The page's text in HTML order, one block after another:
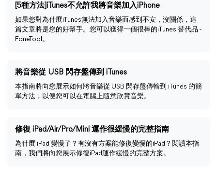
[5種方法]iTunes不允許我將音樂加入iPhone
如果您對為什麼iTunes無法加入音樂而感到不安，沒關係，這
篇文章將是您的好幫手。您可以獲得一個很棒的iTunes 替代品 -
FoneTool。
將音樂從 USB 閃存盤傳到 iTunes
本指南將向您展示如何將音樂從 USB 閃存盤傳輸到 iTunes 的簡
單方法，以便您可以在電腦上隨意欣賞音樂。
修復 iPad/Air/Pro/Mini 運作很緩慢的完整指南
為什麼 iPad 變慢了？有沒有方案能修復變慢的iPad？閱讀本指
南，我們將向您展示修復iPad運作緩慢的完整方案。